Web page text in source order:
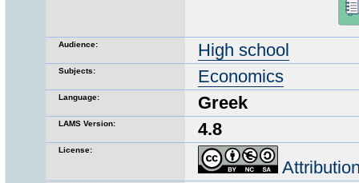
Audience: High school
Subjects: Economics
Language: Greek
LAMS Version: 4.8
License: